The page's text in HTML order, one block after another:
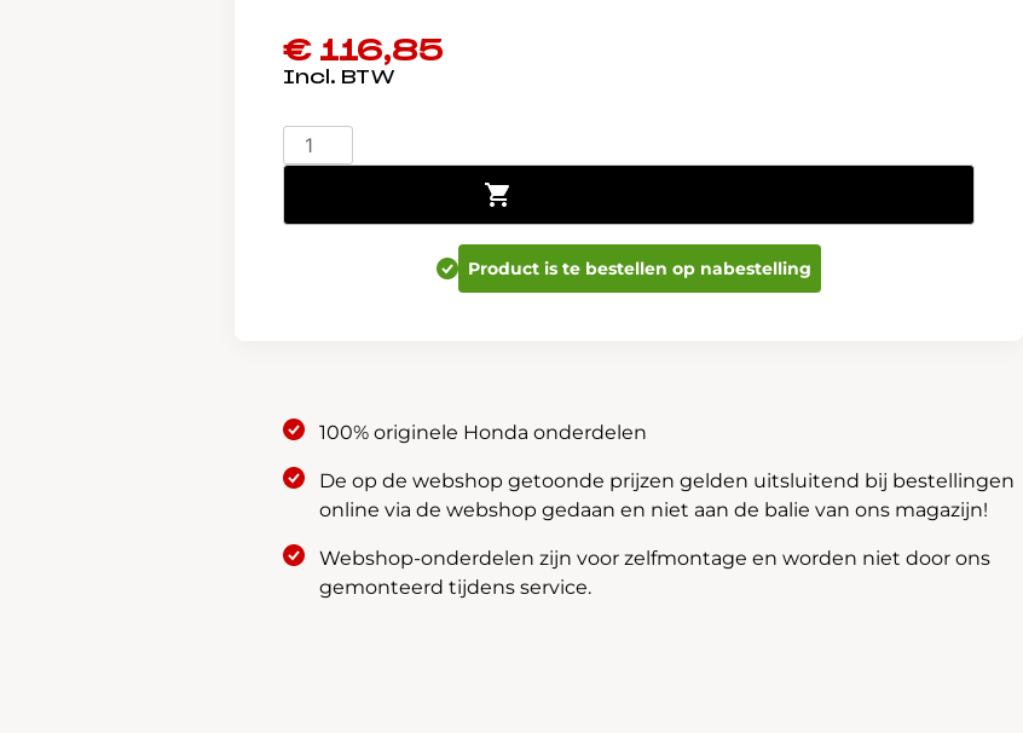
€116,85
Honda
e:Ny1
season
610
Toevoegen aan winkelwagen
Product is te bestellen op nabestelling
100% originele Honda onderdelen
De op de webshop getoonde prijzen gelden uitsluitend bij bestellingen
online via de webshop gedaan en niet aan de balie van ons magazijn!
Webshop-onderdelen zijn voor zelfmontage en worden niet door ons
gemonteerd tijdens service.